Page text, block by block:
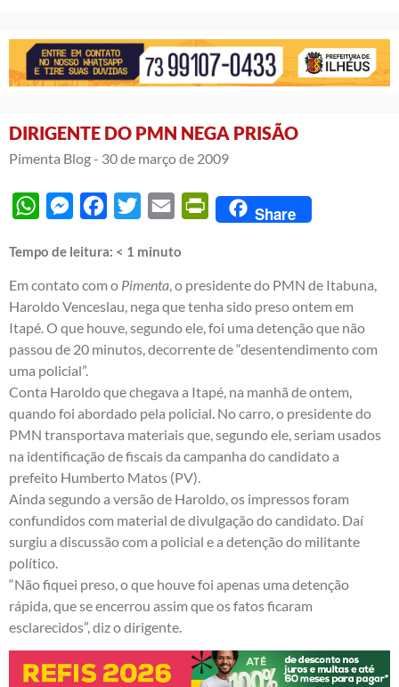
DIRIGENTE DO PMN NEGA PRISÃO
Pimenta Blog - 30 de março de 2009
WhatsAppMessengerFacebook
Twitter Email PrintFriendly
Share
Tempo de leitura: < 1 minuto
Em contato com o Pimenta, o presidente do PMN de Itabuna,
Haroldo Venceslau, nega que tenha sido preso ontem em
Itapé. O que houve, segundo ele, foi uma detenção que não
passou de 20 minutos, decorrente de “desentendimento com
uma policial”.
Conta Haroldo que chegava a Itapé, na manhã de ontem,
quando foi abordado pela policial. No carro, o presidente do
PMN transportava materiais que, segundo ele, seriam usados
na identificação de fiscais da campanha do candidato a
prefeito Humberto Matos (PV).
Ainda segundo a versão de Haroldo, os impressos foram
confundidos com material de divulgação do candidato. Daí
surgiu a discussão com a policial e a detenção do militante
político.
“Não fiquei preso, o que houve foi apenas uma detenção
rápida, que se encerrou assim que os fatos ficaram
esclarecidos”, diz o dirigente.